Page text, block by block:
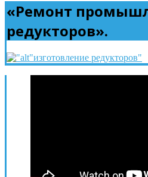
«Ремонт
редукторов».